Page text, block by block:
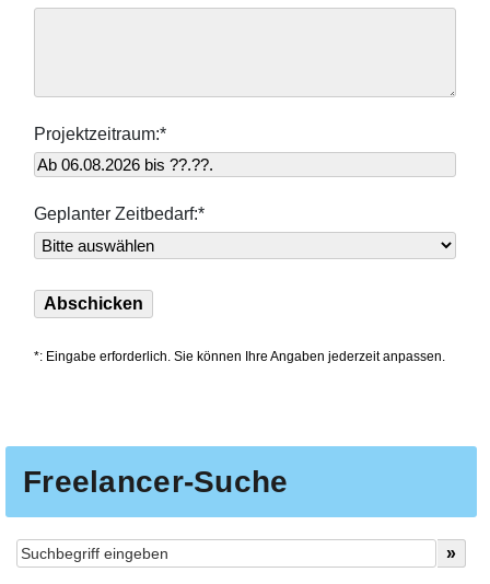
Freelancer-Suche
Projektzeitraum:*
Geplanter Zeitbedarf:*
*: Eingabe erforderlich. Sie können Ihre Angaben jederzeit anpassen.